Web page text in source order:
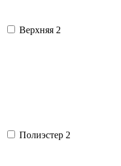
Верхняя 2
Полиэстер 2